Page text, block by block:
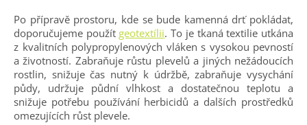
Po přípravě prostoru, kde se bude kamenná drť pokládat,
doporučujeme použít geotextílii. To je tkaná textilie utkána
z kvalitních polypropylenových vláken s vysokou pevností
a životností. Zabraňuje růstu plevelů a jiných nežádoucích
rostlin, snižuje čas nutný k údržbě, zabraňuje vysychání
půdy, udržuje půdní vlhkost a dostatečnou teplotu a
snižuje potřebu používání herbicidů a dalších prostředků
omezujících růst plevele.